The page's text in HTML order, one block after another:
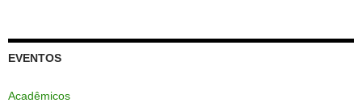
EVENTOS
Acadêmicos